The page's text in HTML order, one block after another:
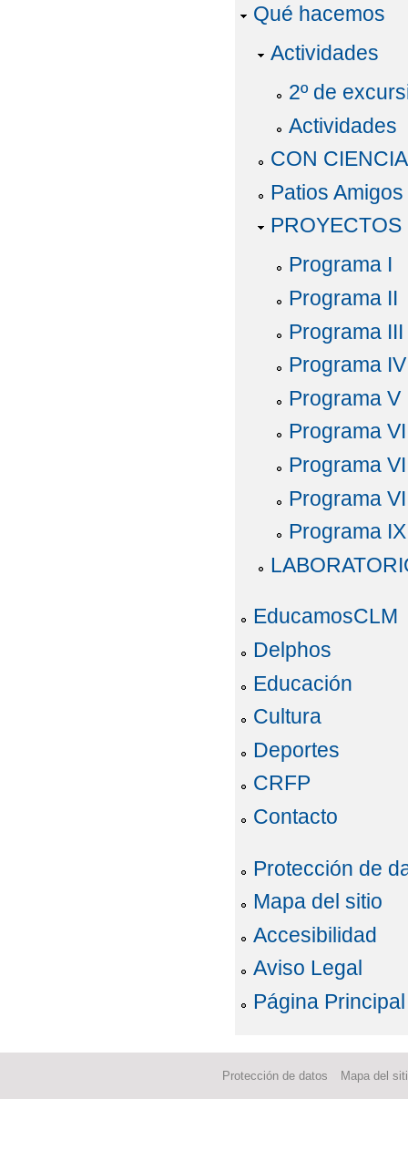
Qué hacemos
Actividades
2º de
Actividades
CON
Patios Amigos
Programa I
Programa II
Programa III
Programa IV
Programa V
Programa VI
Programa
Programa
Programa IX
EducamosCLM
Delphos
Educación
Cultura
Deportes
CRFP
Contacto
Protección de
Mapa del sitio
Accesibilidad
Aviso Legal
Página Principal
Protección de datos Mapa del